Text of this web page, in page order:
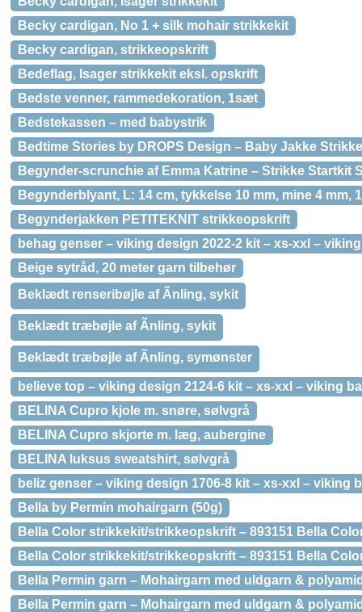
Becky cardigan, No 1 + silk mohair strikkekit
Becky cardigan, strikkeopskrift
Bedeflag, Isager strikkekit eksl. opskrift
Bedste venner, rammedekoration, 1sæt
Bedstekassen – med babystrik
Bedtime Stories by DROPS Design – Baby Jakke
Begynder-scrunchie af Emma Katrine – Strikke Startkit
Begynderblyant, L: 14 cm, tykkelse 10 mm, mine 4 mm,
Begynderjakken PETITEKNIT strikkeopskrift
behag genser – viking design 2022-2 kit – xs-xxl –
Beige sytråd, 20 meter garn tilbehør
Beklædt renseribøjle af Ãnling, sykit
Beklædt træbøjle af Ãnling, sykit
Beklædt træbøjle af Ãnling, symønster
believe top – viking design 2124-6 kit – xs-xxl – viking
BELINA Cupro kjole m. snøre, sølvgrå
BELINA Cupro skjorte m. læg, aubergine
BELINA luksus sweatshirt, sølvgrå
beliz genser – viking design 1706-8 kit – xs-xxl – viking
Bella by Permin mohairgarn (50g)
Bella Color strikkekit/strikkeopskrift – 893151 Bella
Bella Color strikkekit/strikkeopskrift – 893151 Bella
Bella Permin garn – Mohairgarn med uldgarn &
Bella Permin garn – Mohairgarn med uldgarn &